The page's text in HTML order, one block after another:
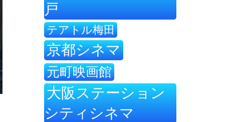
戸
テアトル梅田
京都シネマ
元町映画館
大阪ステーション
シティシネマ